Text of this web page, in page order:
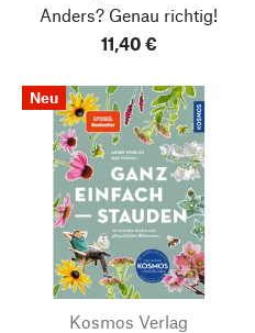
Anders? Genau richtig!
11,40 €
Neu
Kosmos Verlag